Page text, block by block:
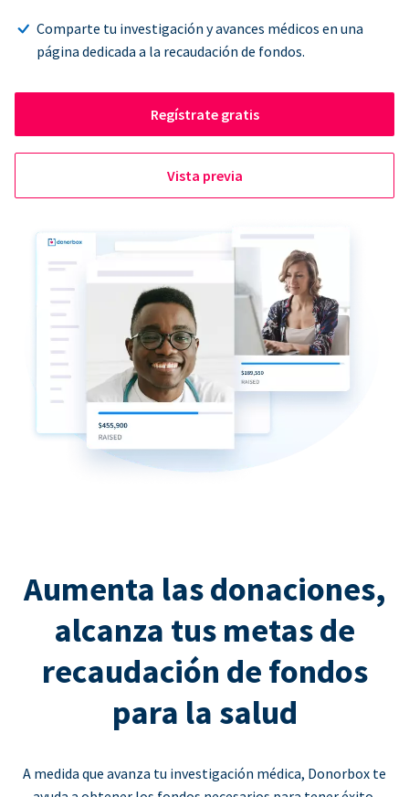
Comparte tu investigación y avances médicos en una
página dedicada a la recaudación de fondos.
Regístrate gratis
Vista previa
Aumenta las donaciones,
alcanza tus metas de
recaudación de fondos
para la salud
A medida que avanza tu investigación médica, Donorbox te